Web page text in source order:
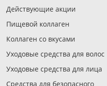
Действующие акции
Пищевой коллаген
Коллаген со вкусами
Уходовые средства для волос
Уходовые средства для лица
Средства для безопасного